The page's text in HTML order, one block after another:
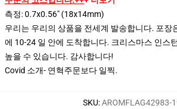
측정: 0.7x0.56" (18x14mm)
우리는 우리의 상품을 전세계 발송합니다. 포장
에 10-24 일 안에 도착합니다. 크리스마스 인스
높을 수 있습니다. 감사합니다!
Covid 소개- 연혁주문보다 일찍.
SKU:AROMFLAG42983-